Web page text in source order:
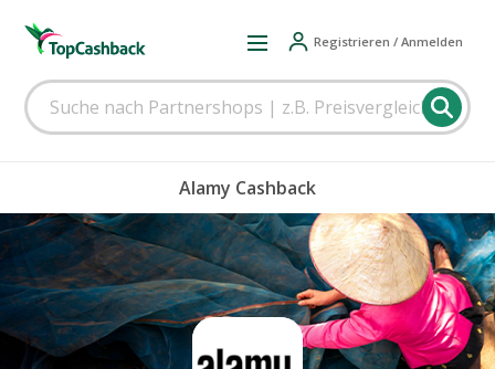
Registrieren / Anmelden
Alamy Cashback